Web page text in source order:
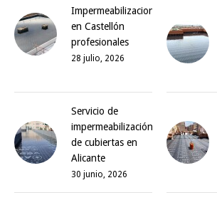
Impermeabilizaciones
en Castellón
profesionales
28 julio, 2026
Servicio de
impermeabilización
de cubiertas en
Alicante
30 junio, 2026